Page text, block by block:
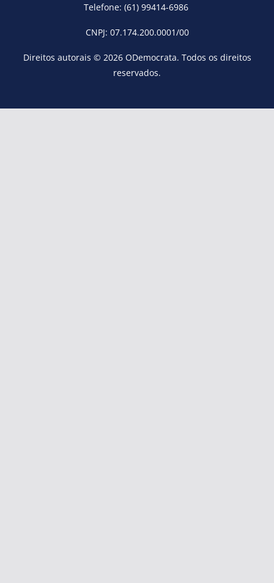
Telefone: (61) 99414-6986
CNPJ: 07.174.200.0001/00
Direitos autorais © 2026 ODemocrata. Todos os direitos
reservados.